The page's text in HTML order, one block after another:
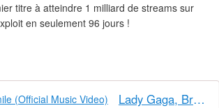
titre à atteindre 1 milliard de streams sur
en seulement 96 jours !
Lady Gaga, Bruno Mars - Die With A Smile (Official Music Video)